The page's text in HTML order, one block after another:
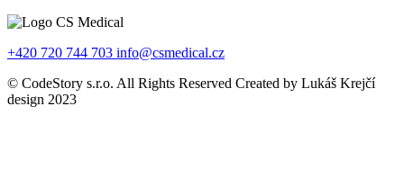
+420 720 744 703 info@csmedical.cz
© CodeStory s.r.o. All Rights Reserved Created by Lukáš Krejčí
design 2023